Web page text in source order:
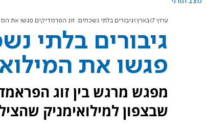
ערוץ 7 בארץ גיבורים בלתי נשכחים: זוג הפרמדיקים פגשו את
גיבורים בלתי
פגשו את
מפגש מרגש בין זוג
שבצפון למילואימניק